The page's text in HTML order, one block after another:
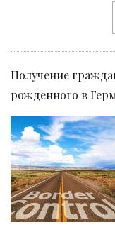
Получение
рожденного в